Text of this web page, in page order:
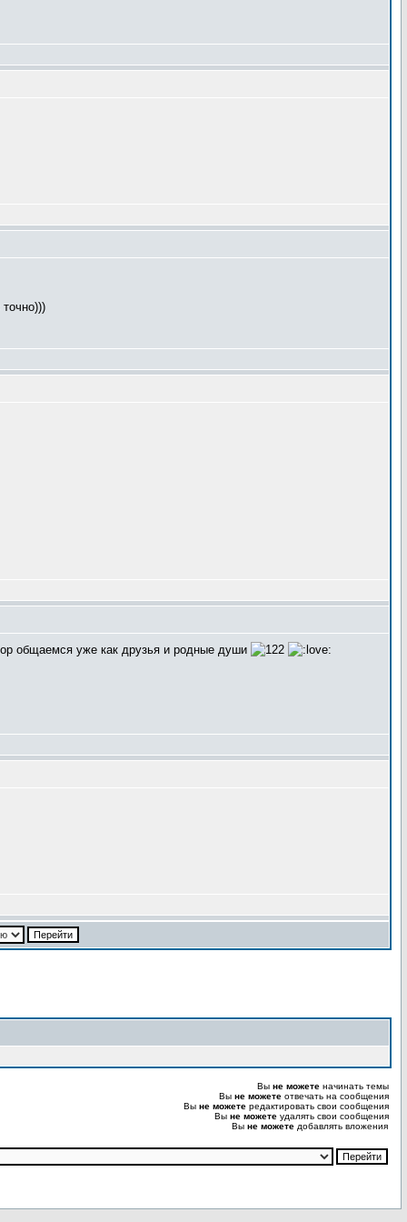
общаемся уже как друзья и родные души
Вы не можете начинать темы
Вы не можете отвечать на сообщения
Вы не можете редактировать свои сообщения
Вы не можете удалять свои сообщения
Вы не можете добавлять вложения